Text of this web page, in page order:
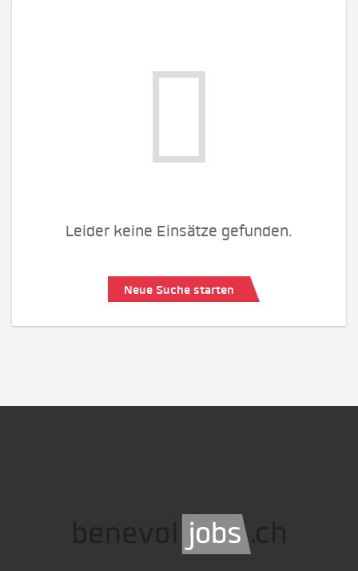
Leider keine Einsätze gefunden.
Neue Suche starten